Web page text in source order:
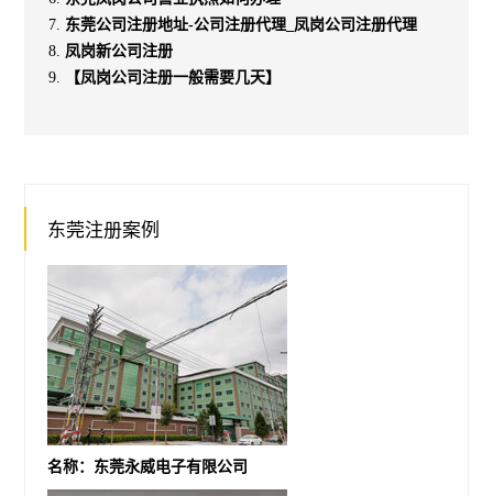
东莞公司注册地址-公司注册代理_凤岗公司注册代理
凤岗新公司注册
【凤岗公司注册一般需要几天】
东莞注册案例
名称：东莞永威电子有限公司